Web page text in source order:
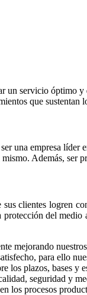
un servicio óptimo
que
una empresa líder
Además, ser
clientes logren
del medio
mejorando
para ello
los plazos, bases y
seguridad y
los procesos